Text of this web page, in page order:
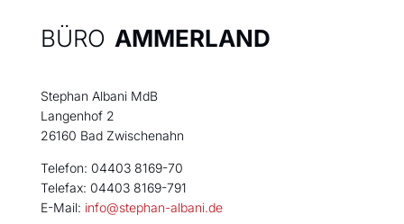
BÜRO AMMERLAND
Stephan Albani MdB
Langenhof 2
26160 Bad Zwischenahn
Telefon: 04403 8169-70
Telefax: 04403 8169-791
E-Mail: info@stephan-albani.de